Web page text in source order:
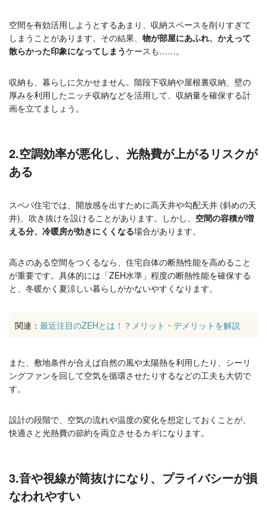
空間を有効活用しようとするあまり、収納スペースを削りすぎて
しまうことがあります。その結果、 物が部屋にあふれ、かえって
散らかった印象になってしまうケースも……。
収納も、暮らしに欠かせません。階段下収納や屋根裏収納、壁の
厚みを利用したニッチ収納などを活用して、収納量を確保する計
画を立てましょう。
2.空調効率が悪化し、光熱費が上がるリスクが
ある
スペパ住宅では、開放感を出すために高天井や勾配天井 (斜めの天
井)、吹き抜けを設けることがあります。しかし、 空間の容積が増
える分、冷暖房が効きにくくなる場合があります。
高さのある空間をつくるなら、住宅自体の断熱性能を高めること
が重要です。具体的には「ZEH水準」程度の断熱性能を確保する
と、冬暖かく夏涼しい暮らしがかないやすくなります。
関連： 最近注目のZEHとは！？メリット・デメリットを解説
また、敷地条件が合えば自然の風や太陽熱を利用したり、シーリ
ングファンを回して空気を循環させたりするなどの工夫も大切で
す。
設計の段階で、空気の流れや温度の変化を想定しておくことが、
快適さと光熱費の節約を両立させるカギになります。
3.音や視線が筒抜けになり、プライバシーが損
なわれやすい